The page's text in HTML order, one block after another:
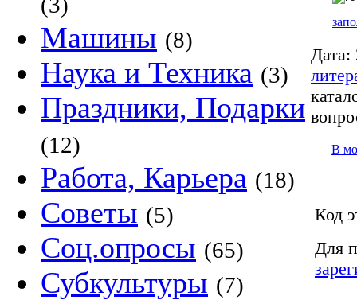
Машины (8)
Наука и Техника (3)
Праздники, Подарки
(12)
Работа, Карьера (18)
Советы (5)
Соц.опросы (65)
Субкультуры (7)
Дата:
В
Код
Для